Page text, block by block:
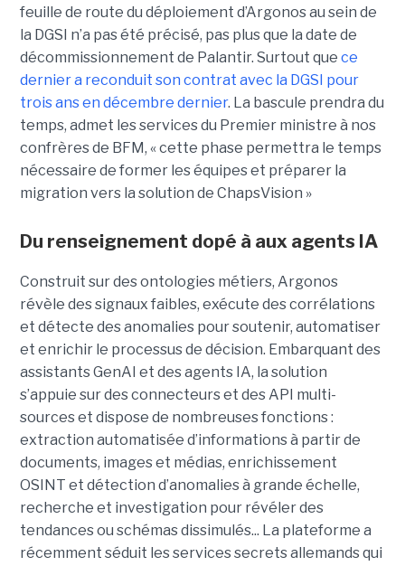
feuille de route du déploiement d’Argonos au sein de
la DGSI n’a pas été précisé, pas plus que la date de
décommissionnement de Palantir. Surtout que ce
dernier a reconduit son contrat avec la DGSI pour
trois ans en décembre dernier. La bascule prendra du
temps, admet les services du Premier ministre à nos
confrères de BFM, « cette phase permettra le temps
nécessaire de former les équipes et préparer la
migration vers la solution de ChapsVision »
Du renseignement dopé à aux agents IA
Construit sur des ontologies métiers, Argonos
révèle des signaux faibles, exécute des corrélations
et détecte des anomalies pour soutenir, automatiser
et enrichir le processus de décision. Embarquant des
assistants GenAI et des agents IA, la solution
s’appuie sur des connecteurs et des API multi-
sources et dispose de nombreuses fonctions :
extraction automatisée d’informations à partir de
documents, images et médias, enrichissement
OSINT et détection d’anomalies à grande échelle,
recherche et investigation pour révéler des
tendances ou schémas dissimulés... La plateforme a
récemment séduit les services secrets allemands qui